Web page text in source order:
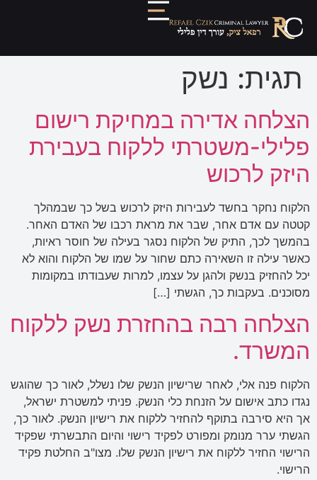
תגית: נשק
הצלחה אדירה במחיקת רישום
פלילי-משטרתי ללקוח בעבירת
היזק לרכוש
הלקוח נחקר בחשד לעבירות היזק לרכוש בשל כך שבמהלך
קטטה עם אדם אחר, שבר את מראת רכבו של האדם האחר.
בהמשך לכך, התיק של הלקוח נסגר בעילה של חוסר ראיות,
כאשר עילה זו השאירה כתם שחור על שמו של הלקוח והוא לא
יכל להחזיק בנשק ולהגן על עצמו, למרות שעבודתו במקומות
מסוכנים. בעקבות כך, הגשתי […]
הצלחה רבה בהחזרת נשק ללקוח
המשרד.
הלקוח פנה אלי, לאחר שרישיון הנשק שלו נשלל, לאור כך שהוגש
נגדו כתב אישום על הזנחת כלי הנשק. פניתי למשטרת ישראל,
אך היא סירבה בתוקף להחזיר ללקוח את רישיון הנשק. לאור כך,
הגשתי ערר מנומק ומפורט לפקיד רישוי והיום התבשרתי שפקיד
הרישוי החזיר ללקוח את רישיון הנשק שלו. מצו"ב החלטת פקיד
הרישוי.